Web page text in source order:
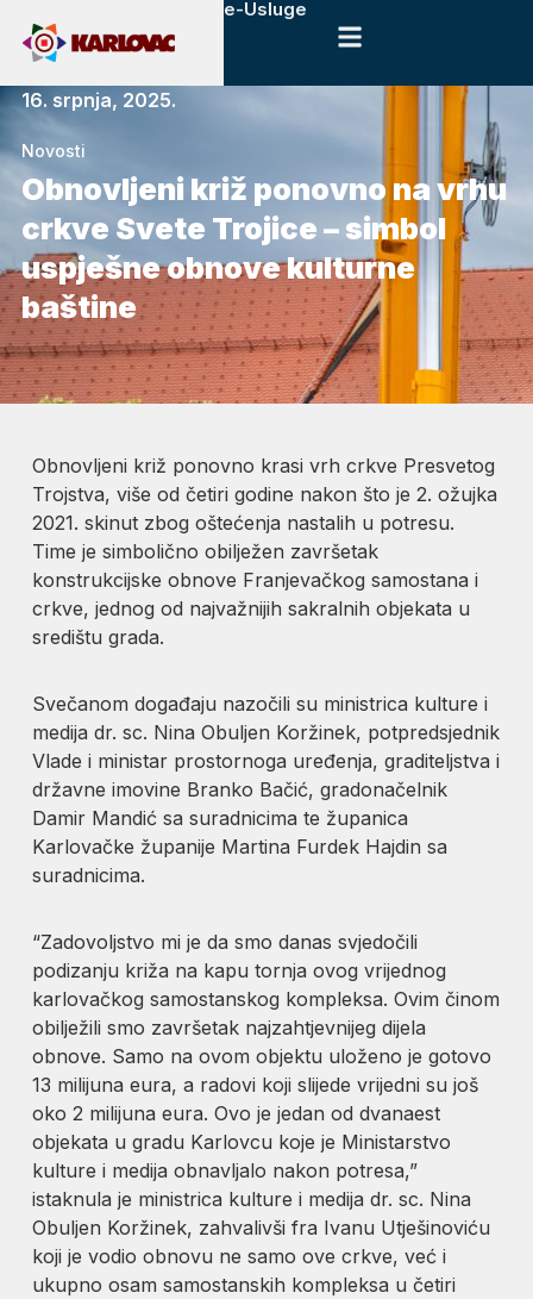
e-Usluge
16. srpnja, 2025.
Novosti
Obnovljeni križ ponovno na vrhu
crkve Svete Trojice – simbol
uspješne obnove kulturne
baštine
Obnovljeni križ ponovno krasi vrh crkve Presvetog
Trojstva, više od četiri godine nakon što je 2. ožujka
2021. skinut zbog oštećenja nastalih u potresu.
Time je simbolično obilježen završetak
konstrukcijske obnove Franjevačkog samostana i
crkve, jednog od najvažnijih sakralnih objekata u
središtu grada.
Svečanom događaju nazočili su ministrica kulture i
medija dr. sc. Nina Obuljen Koržinek, potpredsjednik
Vlade i ministar prostornoga uređenja, graditeljstva i
državne imovine Branko Bačić, gradonačelnik
Damir Mandić sa suradnicima te županica
Karlovačke županije Martina Furdek Hajdin sa
suradnicima.
“Zadovoljstvo mi je da smo danas svjedočili
podizanju križa na kapu tornja ovog vrijednog
karlovačkog samostanskog kompleksa. Ovim činom
obilježili smo završetak najzahtjevnijeg dijela
obnove. Samo na ovom objektu uloženo je gotovo
13 milijuna eura, a radovi koji slijede vrijedni su još
oko 2 milijuna eura. Ovo je jedan od dvanaest
objekata u gradu Karlovcu koje je Ministarstvo
kulture i medija obnavljalo nakon potresa,”
istaknula je ministrica kulture i medija dr. sc. Nina
Obuljen Koržinek, zahvalivši fra Ivanu Utješinoviću
koji je vodio obnovu ne samo ove crkve, već i
ukupno osam samostanskih kompleksa u četiri